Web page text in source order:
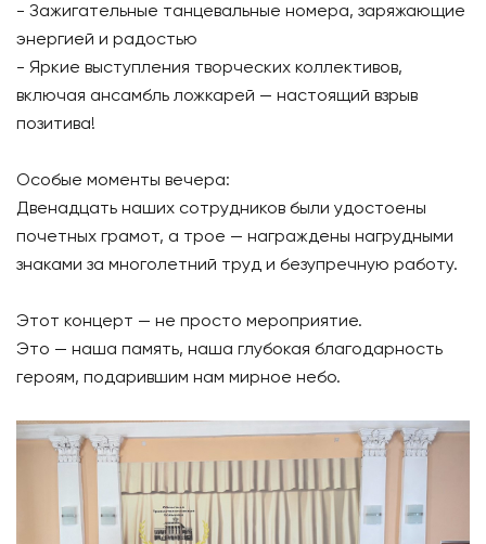
- Зажигательные танцевальные номера, заряжающие
энергией и радостью
- Яркие выступления творческих коллективов,
включая ансамбль ложкарей — настоящий взрыв
позитива!
Особые моменты вечера:
Двенадцать наших сотрудников были удостоены
почетных грамот, а трое — награждены нагрудными
знаками за многолетний труд и безупречную работу.
Этот концерт — не просто мероприятие.
Это — наша память, наша глубокая благодарность
героям, подарившим нам мирное небо.